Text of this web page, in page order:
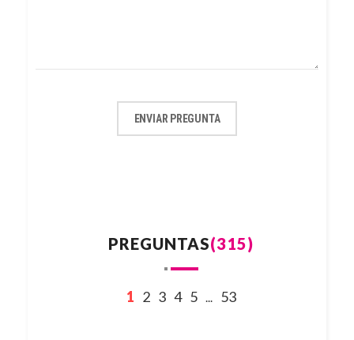
ENVIAR PREGUNTA
PREGUNTAS(315)
1 2 3 4 5 ... 53